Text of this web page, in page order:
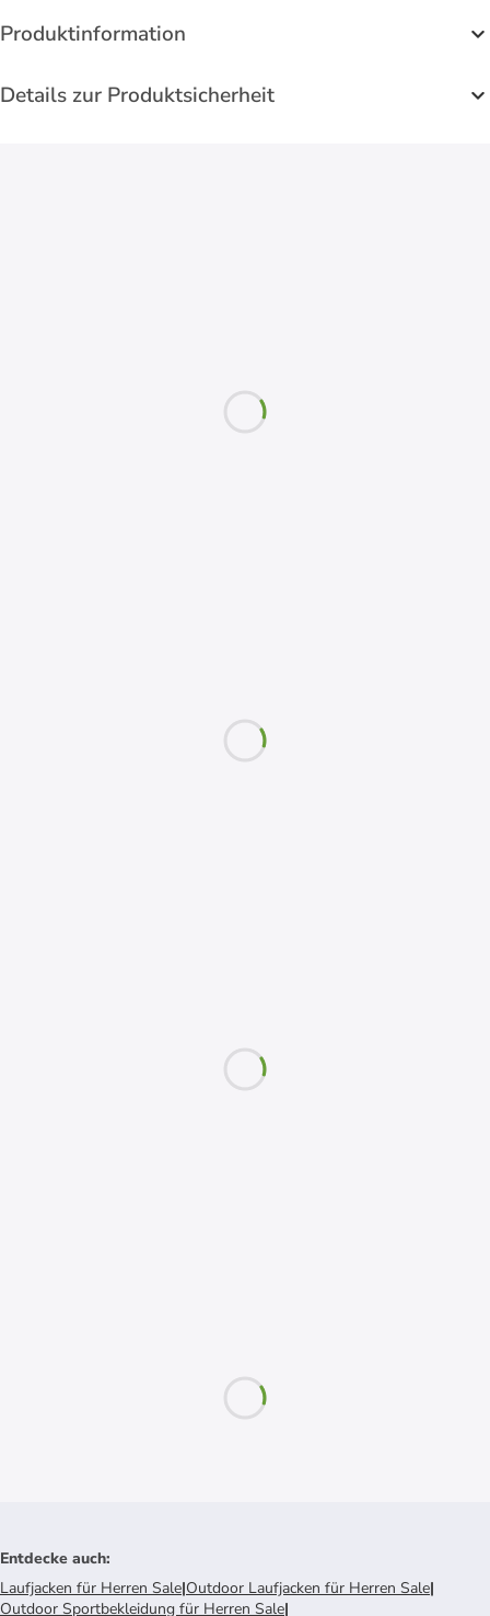
Produktinformation
Details zur Produktsicherheit
Entdecke auch:
Laufjacken für Herren Sale|Outdoor Laufjacken für Herren Sale|
Outdoor Sportbekleidung für Herren Sale|